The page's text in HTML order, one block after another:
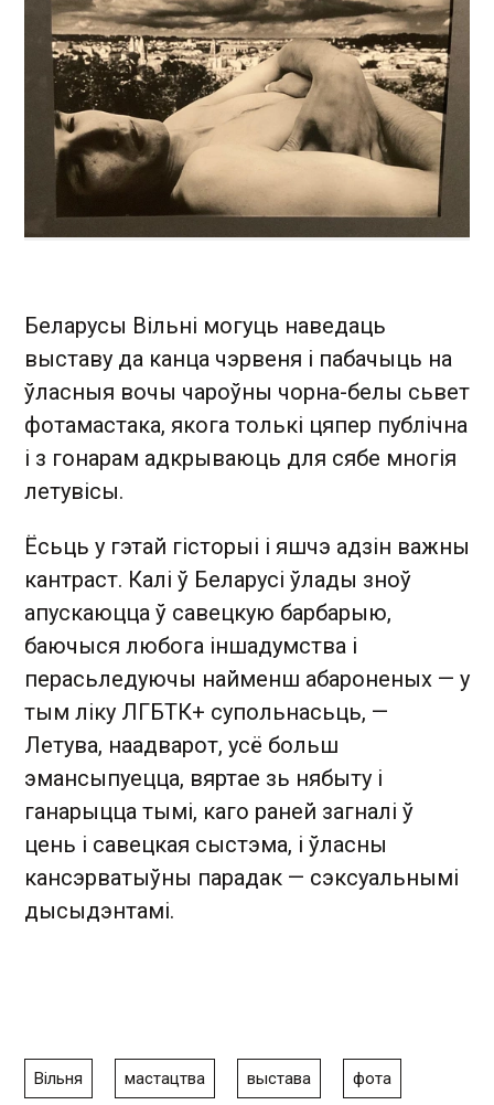
Беларусы Вільні могуць наведаць
выставу да канца чэрвеня і пабачыць на
ўласныя вочы чароўны чорна-белы сьвет
фотамастака, якога толькі цяпер публічна
і з гонарам адкрываюць для сябе многія
летувісы.
Ёсьць у гэтай гісторыі і яшчэ адзін важны
кантраст. Калі ў Беларусі ўлады зноў
апускаюцца ў савецкую барбарыю,
баючыся любога іншадумства і
перасьледуючы найменш абароненых — у
тым ліку ЛГБТК+ супольнасьць, —
Летува, наадварот, усё больш
эмансыпуецца, вяртае зь нябыту і
ганарыцца тымі, каго раней загналі ў
цень і савецкая сыстэма, і ўласны
кансэрватыўны парадак — сэксуальнымі
дысыдэнтамі.
Вільня мастацтва выстава фота